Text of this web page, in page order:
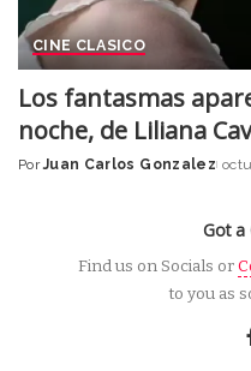
CINE CLASICO
Los fantasmas
noche, de Liliana
Posted
Por Juan Carlos Gonzalez
Got a
Find us on Socials or
to you as